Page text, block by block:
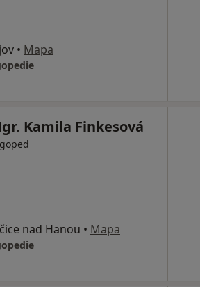
• Mapa
Kamila Finkesová
nad Hanou • Mapa